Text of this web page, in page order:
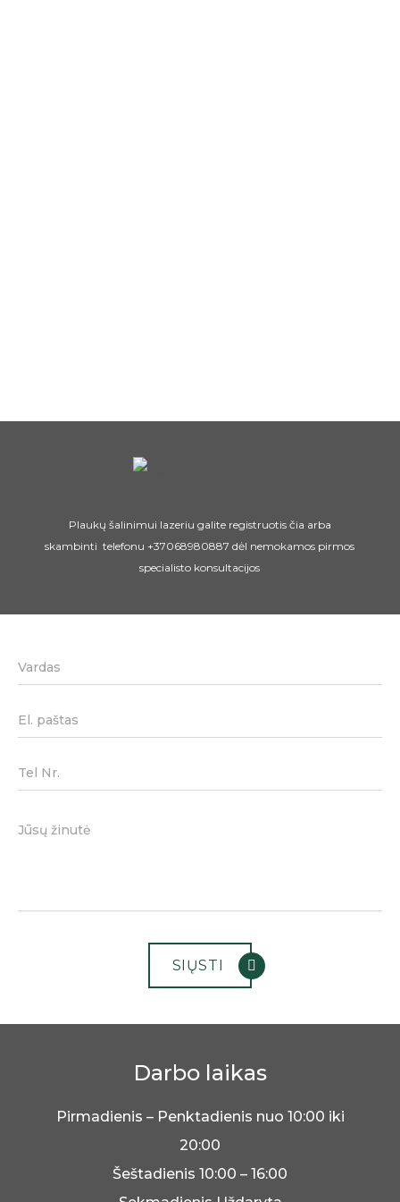
Plaukų šalinimui lazeriu galite registruotis čia arba
skambinti telefonu +37068980887 dėl nemokamos pirmos
specialisto konsultacijos
Darbo laikas
Pirmadienis – Penktadienis nuo 10:00 iki
20:00
Šeštadienis 10:00 – 16:00